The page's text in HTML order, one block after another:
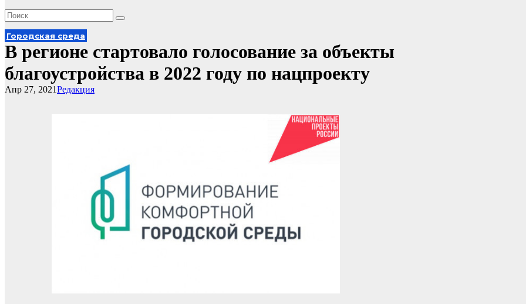
Городская среда
В регионе стартовало голосование за объекты
благоустройства в 2022 году по нацпроекту
Редакция
Апр 27, 2021